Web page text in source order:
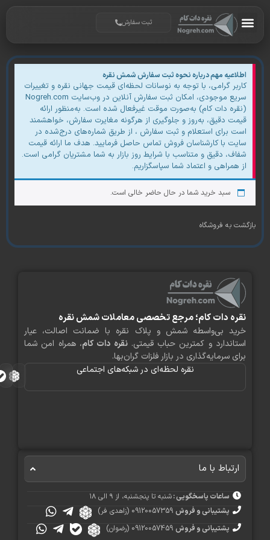
ثبت سفارش
مهم درباره نحوه ثبت سفارش شمش نقره
گرامی، با توجه به نوسانات لحظه‌ای قیمت جهانی نقره و تغییرات
سریع موجودی، امکان ثبت سفارش آنلاین در وب‌سایت Nogreh.com
دات کام) به‌صورت موقت غیرفعال شده است. به‌منظور ارائه
دقیق، به‌روز و جلوگیری از هرگونه مغایرت سفارش، خواهشمند
برای استعلام و ثبت سفارش ، از طریق شماره‌های درج‌شده در
با کارشناسان فروش تماس حاصل فرمایید. هدف ما ارائه قیمت
دقیق و متناسب با شرایط روز بازار به شما مشتریان گرامی است.
و اعتماد شما سپاسگزاریم.
سبد خرید شما در حال حاضر خالی است.
به فروشگاه
دات کام؛ مرجع تخصصی معاملات شمش نقره
بی‌واسطه شمش و پلاک نقره با ضمانت اصالت، عیار
و کمترین حباب قیمتی.نقره دات کام ، همراه امن شما
سرمایه‌گذاری در بازار فلزات گران‌بها.
نقره لحظه‌ای در شبکه‌های اجتماعی
با ما
ساعات پاسخگویی :شنبه تا پنجشنبه، از ۹ الی ۱۸
پشتیبانی و فروش09120057359 (زاهدی فر)
پشتیبانی و فروش09120057459 (رضوان)